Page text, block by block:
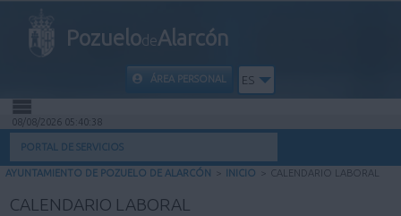
PozuelodeAlarcón
ÁREA PERSONAL ES
INICIO
08/08/2026 05:40:38
PORTAL DE SERVICIOS
AYUNTAMIENTO DE POZUELO DE ALARCÓN > INICIO > CALENDARIO LABORAL
CALENDARIO LABORAL